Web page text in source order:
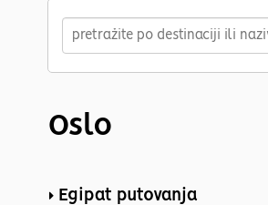
content
Oslo
Egipat putovanja